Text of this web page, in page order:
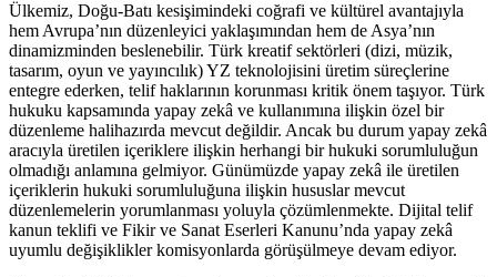
Ülkemiz, Doğu-Batı kesişimindeki coğrafi ve kültürel avantajıyla
hem Avrupa’nın düzenleyici yaklaşımından hem de Asya’nın
dinamizminden beslenebilir. Türk kreatif sektörleri (dizi, müzik,
tasarım, oyun ve yayıncılık) YZ teknolojisini üretim süreçlerine
entegre ederken, telif haklarının korunması kritik önem taşıyor. Türk
hukuku kapsamında yapay zekâ ve kullanımına ilişkin özel bir
düzenleme halihazırda mevcut değildir. Ancak bu durum yapay zekâ
aracıyla üretilen içeriklere ilişkin herhangi bir hukuki sorumluluğun
olmadığı anlamına gelmiyor. Günümüzde yapay zekâ ile üretilen
içeriklerin hukuki sorumluluğuna ilişkin hususlar mevcut
düzenlemelerin yorumlanması yoluyla çözümlenmekte. Dijital telif
kanun teklifi ve Fikir ve Sanat Eserleri Kanunu’nda yapay zekâ
uyumlu değişiklikler komisyonlarda görüşülmeye devam ediyor.